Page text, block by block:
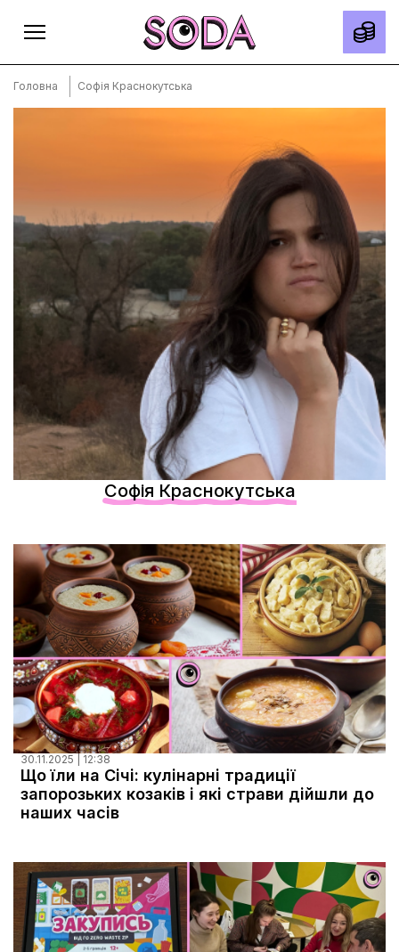
Спецпроєкти
Slow news
Про нас
Правила використання матеріалів
Документи
Головна Софія Краснокутська
Софія Краснокутська
30.11.2025 | 12:38
Що їли на Січі: кулінарні традиції
запорозьких козаків і які страви дійшли до
наших часів